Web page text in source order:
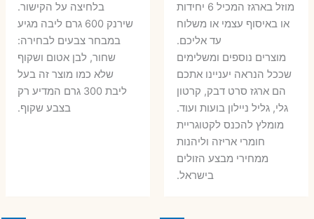
מוזל בארגז המכיל 6 יחידות
או באיסוף עצמי או משלוח
עד אליכם.
מוצרים נוספים ומשלימים
שככל הנראה יעניינו אתכם
הם ארגז סרט דבק, קרטון
גלי, גליל ניילון בועות ועוד.
מומלץ להכנס לקטוגריית
חומרי אריזה וליהנות
ממחירי מבצע הזולים
בישראל.
בלחיצה על הקישור.
שירנק 600 גרם ליבה מגיע
במבחר צבעים לבחירה:
שחור, לבן אטום ושקוף
שלא כמו מוצר זה בעל
ליבת 300 גרם המדיע רק
בצבע שקוף.